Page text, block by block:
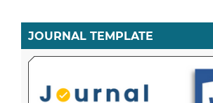
JOURNAL TEMPLATE